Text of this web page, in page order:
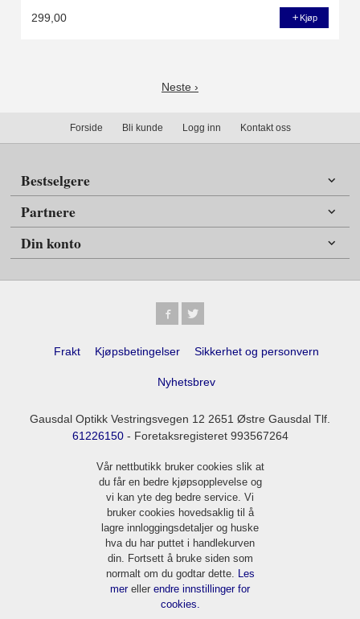
299,00 Kjøp
Neste ›
Forside Bli kunde Logg inn Kontakt oss
Bestselgere
Partnere
Din konto
Frakt Kjøpsbetingelser Sikkerhet og personvern
Nyhetsbrev
Gausdal Optikk Vestringsvegen 12 2651 Østre Gausdal Tlf.
61226150- Foretaksregisteret 993567264
Vår nettbutikk bruker cookies slik at
du får en bedre kjøpsopplevelse og
vi kan yte deg bedre service. Vi
bruker cookies hovedsaklig til å
lagre innloggingsdetaljer og huske
hva du har puttet i handlekurven
din. Fortsett å bruke siden som
normalt om du godtar dette. Les
mer eller endre innstillinger for
cookies.